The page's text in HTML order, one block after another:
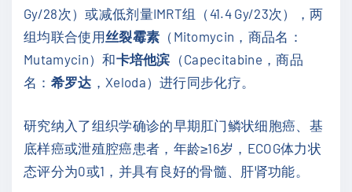
Gy/28次）或减低剂量IMRT组（41.4 Gy/23次），两
组均联合使用丝裂霉素 （Mitomycin，商品名：
Mutamycin）和卡培他滨 （Capecitabine，商品
名： 希罗达 ，Xeloda）进行同步化疗。
研究纳入了组织学确诊的早期肛门鳞状细胞癌、基
底样癌或泄殖腔癌患者，年龄≥16岁，ECOG体力状
态评分为0或1，并具有良好的骨髓、肝肾功能。